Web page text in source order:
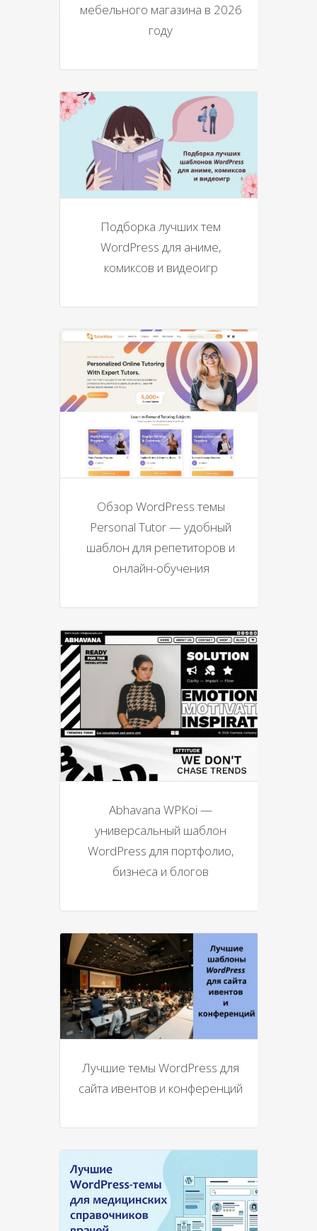
мебельного магазина в 2026
году
Подборка лучших тем
WordPress для аниме,
комиксов и видеоигр
Обзор WordPress темы
Personal Tutor — удобный
шаблон для репетиторов и
онлайн-обучения
Abhavana WPKoi —
универсальный шаблон
WordPress для портфолио,
бизнеса и блогов
Лучшие темы WordPress для
сайта ивентов и конференций